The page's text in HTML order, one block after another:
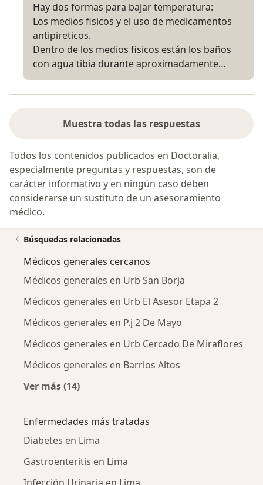
Hay dos formas para bajar temperatura:
Los medios fisicos y el uso de medicamentos
antipireticos.
Dentro de los medios fisicos están los baños
con agua tibia durante aproximadamente…
Muestra todas las respuestas
Todos los contenidos publicados en Doctoralia,
especialmente preguntas y respuestas, son de
carácter informativo y en ningún caso deben
considerarse un sustituto de un asesoramiento
médico.
Búsquedas relacionadas
Médicos generales cercanos
Médicos generales en Urb San Borja
Médicos generales en Urb El Asesor Etapa 2
Médicos generales en P.j 2 De Mayo
Médicos generales en Urb Cercado De Miraflores
Médicos generales en Barrios Altos
Ver más (14)
Enfermedades más tratadas
Diabetes en Lima
Gastroenteritis en Lima